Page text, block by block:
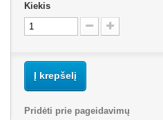
Kiekis
Į krepšelį
Pridėti prie pageidavimų